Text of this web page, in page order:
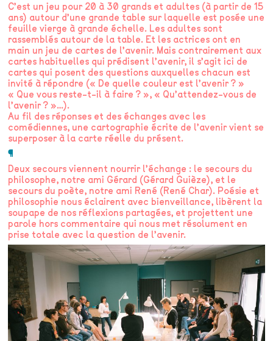
C’est un jeu pour 20 à 30 grands et adultes (à partir de 15
ans) autour d’une grande table sur laquelle est posée une
feuille vierge à grande échelle. Les adultes sont
rassemblés autour de la table. Et les actrices ont en
main un jeu de cartes de l’avenir. Mais contrairement aux
cartes habituelles qui prédisent l’avenir, il s’agit ici de
cartes qui posent des questions auxquelles chacun est
invité à répondre (« De quelle couleur est l’avenir ? »
« Que vous reste-t-il à faire ? », « Qu’attendez-vous de
l’avenir ? »…).
Au fil des réponses et des échanges avec les
comédiennes, une cartographie écrite de l’avenir vient se
superposer à la carte réelle du présent.
¶
Deux secours viennent nourrir l’échange : le secours du
philosophe, notre ami Gérard (Gérard Guièze), et le
secours du poète, notre ami René (René Char). Poésie et
philosophie nous éclairent avec bienveillance, libèrent la
soupape de nos réflexions partagées, et projettent une
parole hors commentaire qui nous met résolument en
prise totale avec la question de l’avenir.